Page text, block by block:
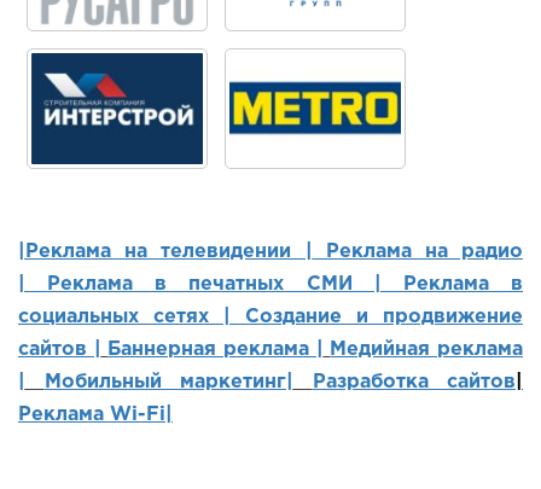
|Реклама на телевидении |
Реклама на радио
Реклама в печатных СМИ |
Реклама в
социальных сетях | Создание и продвижение
сайтов
Баннерная реклама |
Медийная реклама
Мобильный маркетинг Разработка сайтов
Реклама Wi-Fi|